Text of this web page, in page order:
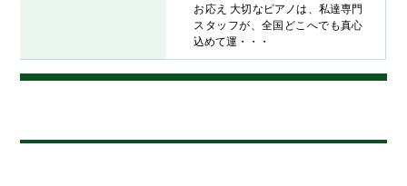
お応え 大切なピアノは、私達専門
スタッフが、全国どこへでも真心
込めて運・・・